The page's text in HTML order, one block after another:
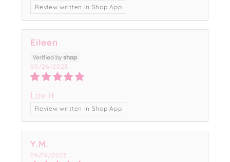
Review written in Shop App
Eileen
09/26/2023
Lov it
Review written in Shop App
Y.M.
09/19/2023